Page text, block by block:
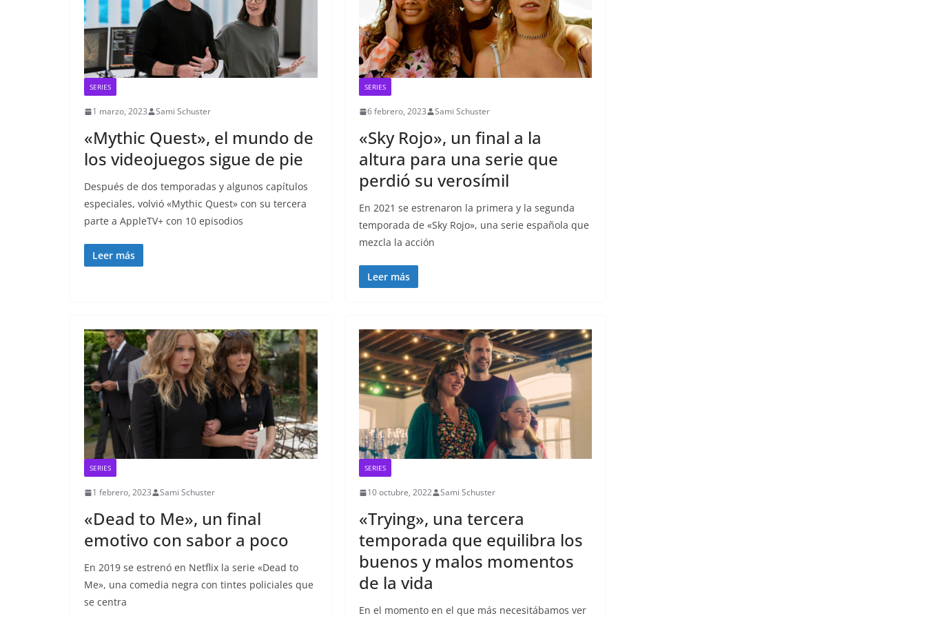
SERIES
1 marzo, 2023 Sami Schuster
«Mythic Quest», el mundo de
los videojuegos sigue de pie
Después de dos temporadas y algunos capítulos
especiales, volvió «Mythic Quest» con su tercera
parte a AppleTV+ con 10 episodios
Leer más
SERIES
6 febrero, 2023 Sami Schuster
«Sky Rojo», un final a la
altura para una serie que
perdió su verosímil
En 2021 se estrenaron la primera y la segunda
temporada de «Sky Rojo», una serie española que
mezcla la acción
Leer más
SERIES
1 febrero, 2023 Sami Schuster
«Dead to Me», un final
emotivo con sabor a poco
En 2019 se estrenó en Netflix la serie «Dead to
Me», una comedia negra con tintes policiales que
se centra
SERIES
10 octubre, 2022 Sami Schuster
«Trying», una tercera
temporada que equilibra los
buenos y malos momentos
de la vida
En el momento en el que más necesitábamos ver